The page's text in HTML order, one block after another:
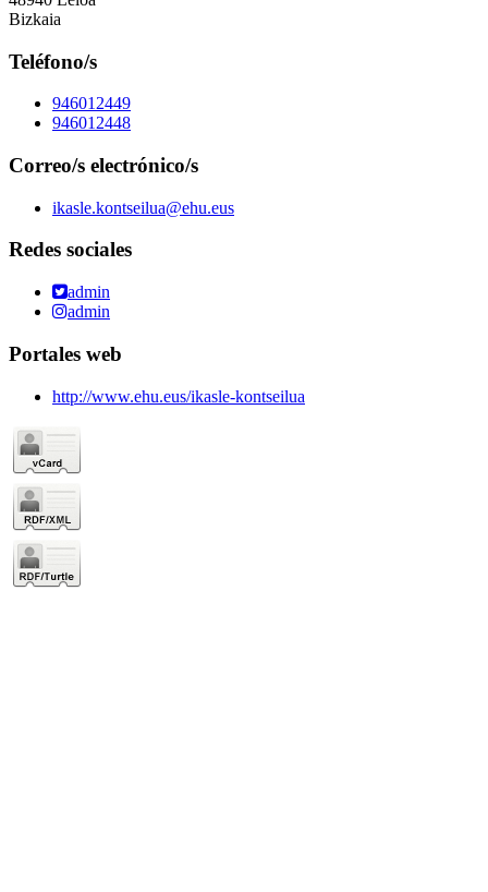
Bizkaia
Teléfono/s
946012449
946012448
Correo/s electrónico/s
ikasle.kontseilua@ehu.eus
Redes sociales
admin
admin
Portales web
http://www.ehu.eus/ikasle-kontseilua